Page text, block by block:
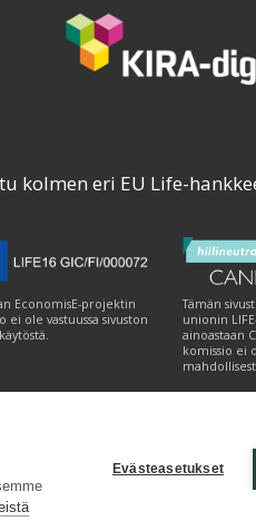
Evästeasetukset
kolmen eri EU Life-
EconomisE-projektin
ei ole vastuussa sivuston
Tämän
unionin
ainoastaan
komissio ei
palautetta (syke.fi)